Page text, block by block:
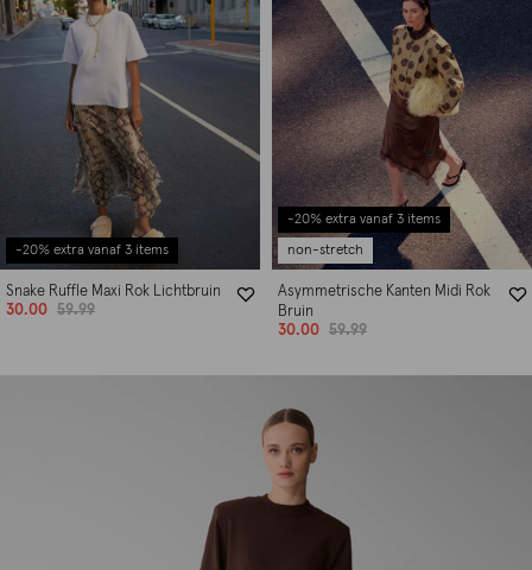
-20% extra vanaf 3 items
Snake Ruffle Maxi Rok Lichtbruin
30.00
59.99
-20% extra vanaf 3 items
non-stretch
Asymmetrische Kanten Midi Rok
Bruin
30.00
59.99